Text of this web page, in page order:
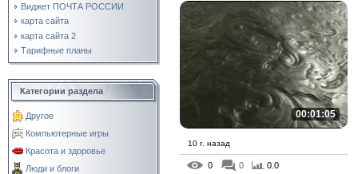
Виджет ПОЧТА РОССИИ
карта сайта
карта сайта 2
Тарифные планы
Категории раздела
Другое
Компьютерные игры
Красота и здоровье
Люди и блоги
00:01:05
10 г. назад
0 0 0.0